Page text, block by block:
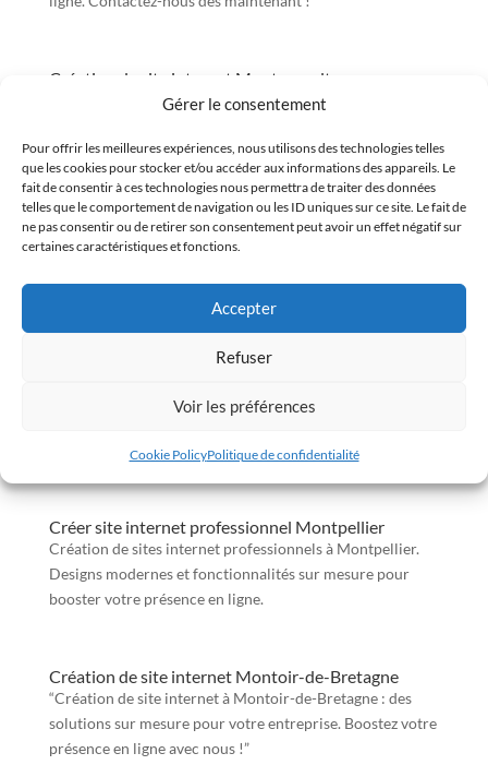
Gérer le consentement
Pour offrir les meilleures expériences, nous utilisons des technologies telles
que les cookies pour stocker et/ou accéder aux informations des appareils. Le
fait de consentir à ces technologies nous permettra de traiter des données
telles que le comportement de navigation ou les ID uniques sur ce site. Le fait de
ne pas consentir ou de retirer son consentement peut avoir un effet négatif sur
certaines caractéristiques et fonctions.
Accepter
Refuser
Voir les préférences
Cookie PolicyPolitique de confidentialité
Création de site internet Montrevault
“Création de site internet Montrevault : Des solutions
plus de clients.”
Création de site internet Montreuil-Juigné
Création de site internet Montreuil-Juigné : des solutions
Création de site internet à Montreuil : services web sur
moderne, SEO et maintenance.
Créer site internet professionnel Montpellier
Création de sites internet professionnels à Montpellier.
Designs modernes et fonctionnalités sur mesure pour
booster votre présence en ligne.
Création de site internet Montoir-de-Bretagne
“Création de site internet à Montoir-de-Bretagne : des
solutions sur mesure pour votre entreprise. Boostez votre
présence en ligne avec nous !”